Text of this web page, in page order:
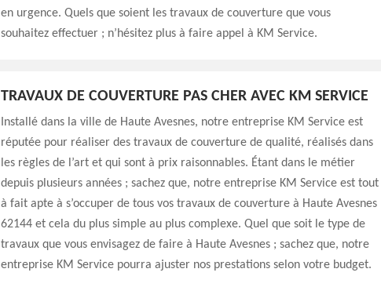
en urgence. Quels que soient les travaux de couverture que vous
souhaitez effectuer ; n’hésitez plus à faire appel à KM Service.
TRAVAUX DE COUVERTURE PAS CHER AVEC KM SERVICE
Installé dans la ville de Haute Avesnes, notre entreprise KM Service est
réputée pour réaliser des travaux de couverture de qualité, réalisés dans
les règles de l’art et qui sont à prix raisonnables. Étant dans le métier
depuis plusieurs années ; sachez que, notre entreprise KM Service est tout
à fait apte à s’occuper de tous vos travaux de couverture à Haute Avesnes
62144 et cela du plus simple au plus complexe. Quel que soit le type de
travaux que vous envisagez de faire à Haute Avesnes ; sachez que, notre
entreprise KM Service pourra ajuster nos prestations selon votre budget.